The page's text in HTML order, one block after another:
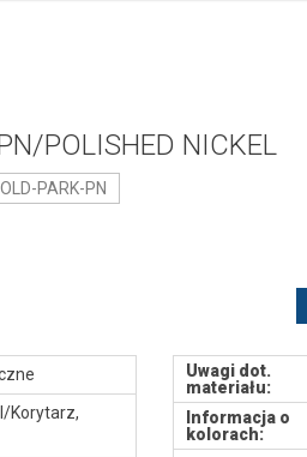
POLISHED NICKEL
PARK-PN
Korytarz,
Uwagi dot.
materiału:
Informacja o
kolorach: